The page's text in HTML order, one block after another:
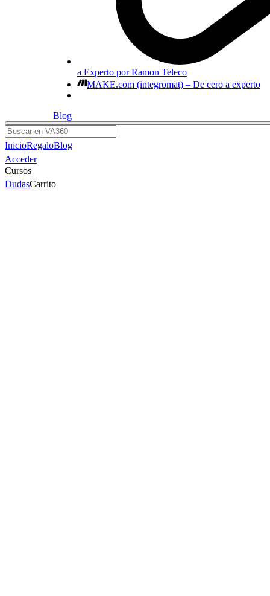
a Experto por Ramon Teleco
MAKE.com (integromat) – De cero a experto
Blog
Buscar
InicioRegaloBlog
Acceder
Cursos
DudasCarrito